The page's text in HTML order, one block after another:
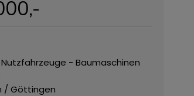
,-
- Baumaschinen
/ Göttingen